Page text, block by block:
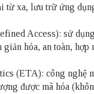
từ xa, lưu trữ ứng
Access): sử
giản hóa, an toàn,
(ETA): công nghệ
được mã hóa